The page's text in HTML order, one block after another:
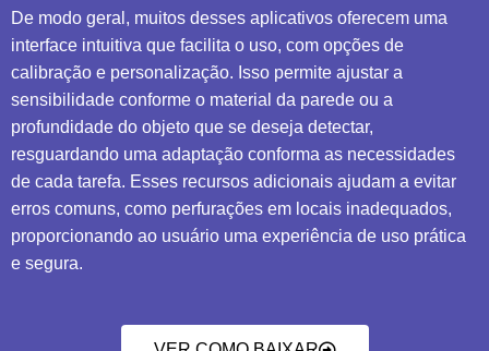
De modo geral, muitos desses aplicativos oferecem uma
interface intuitiva que facilita o uso, com opções de
calibração e personalização. Isso permite ajustar a
sensibilidade conforme o material da parede ou a
profundidade do objeto que se deseja detectar,
resguardando uma adaptação conforma as necessidades
de cada tarefa. Esses recursos adicionais ajudam a evitar
erros comuns, como perfurações em locais inadequados,
proporcionando ao usuário uma experiência de uso prática
e segura.